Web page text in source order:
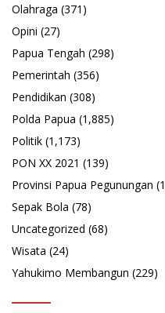
Olahraga (371)
Opini (27)
Papua Tengah (298)
Pemerintah (356)
Pendidikan (308)
Polda Papua (1,885)
Politik (1,173)
PON XX 2021 (139)
Provinsi Papua Pegunungan
Sepak Bola (78)
Uncategorized (68)
Wisata (24)
Yahukimo Membangun (229)